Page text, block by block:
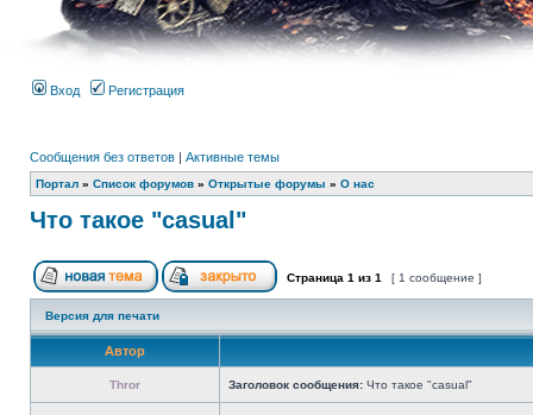
Вход Регистрация
Сообщения без ответов | Активные темы
Портал » Список форумов » Открытые форумы » О нас
Что такое "casual"
Страница 1 из 1 [ 1 сообщение ]
Версия для печати
Автор
Thror Заголовок сообщения: Что такое "casual"